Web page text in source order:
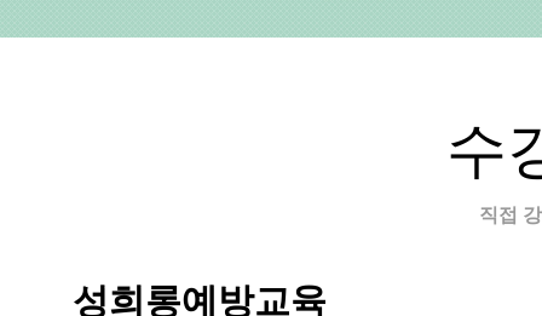
수
직접
성희롱예방교육